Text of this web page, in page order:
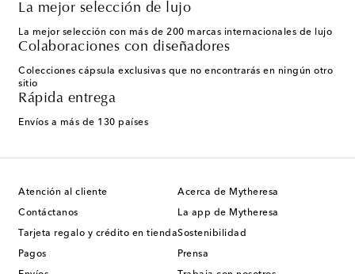
La mejor selección de lujo
La mejor selección con más de 200 marcas internacionales de lujo
Colaboraciones con diseñadores
Colecciones cápsula exclusivas que no encontrarás en ningún otro
sitio
Rápida entrega
Envíos a más de 130 países
Atención al cliente
Contáctanos
Tarjeta regalo y crédito en tienda
Pagos
Acerca de Mytheresa
La app de Mytheresa
Sostenibilidad
Prensa